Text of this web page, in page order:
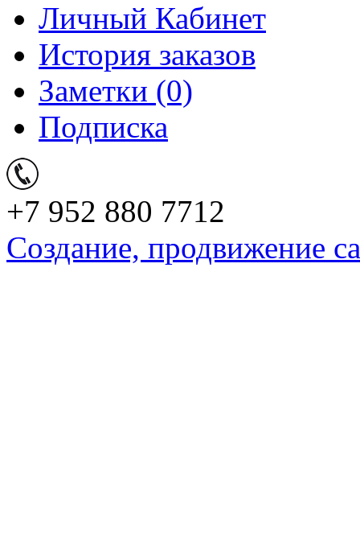
Личный Кабинет
История заказов
Заметки (0)
Подписка
+7 952 880 7712
Создание, продвижение